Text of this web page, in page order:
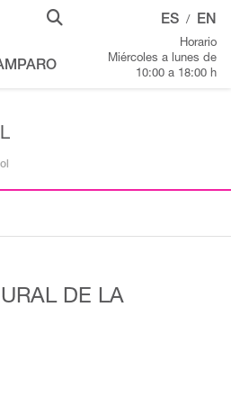
ES / EN
Horario
Miércoles a lunes de
10:00 a 18:00 h
DE LA